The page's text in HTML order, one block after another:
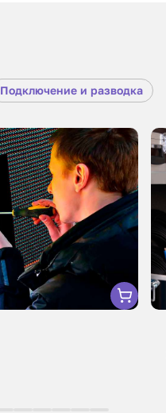
Подключение и разводка